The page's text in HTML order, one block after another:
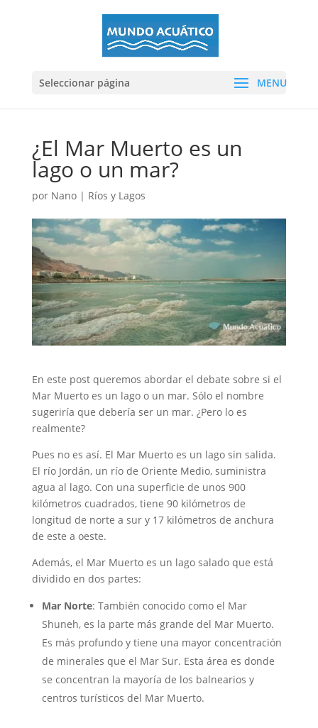
Seleccionar página
¿El Mar Muerto es un
lago o un mar?
por Nano| Ríos y Lagos
En este post queremos abordar el debate sobre si el
Mar Muerto es un lago o un mar. Sólo el nombre
sugeriría que debería ser un mar. ¿Pero lo es
realmente?
Pues no es así. El Mar Muerto es un lago sin salida.
El río Jordán, un río de Oriente Medio, suministra
agua al lago. Con una superficie de unos 900
kilómetros cuadrados, tiene 90 kilómetros de
longitud de norte a sur y 17 kilómetros de anchura
de este a oeste.
Además, el Mar Muerto es un lago salado que está
dividido en dos partes:
Mar Norte: También conocido como el Mar
Shuneh, es la parte más grande del Mar Muerto.
Es más profundo y tiene una mayor concentración
de minerales que el Mar Sur. Esta área es donde
se concentran la mayoría de los balnearios y
centros turísticos del Mar Muerto.